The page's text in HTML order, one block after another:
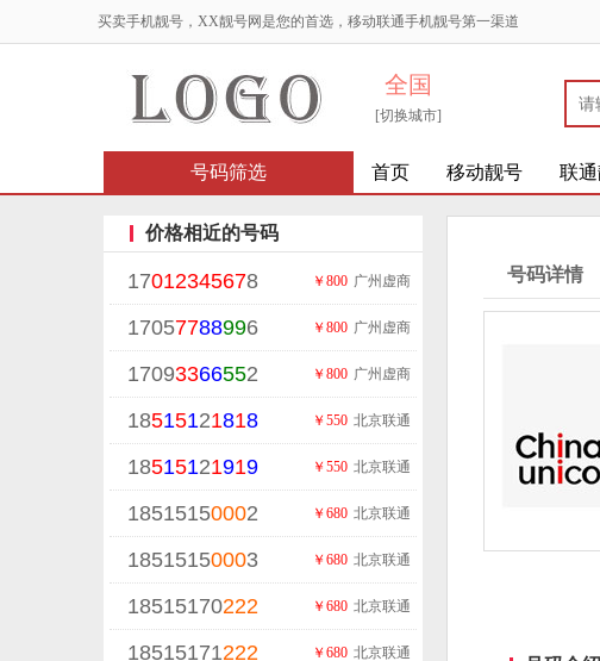
买卖手机靓号，XX靓号网是您的首选，移动联通手机靓号第一渠道
全国
[切换城市]
号码筛选 首页 移动靓号 联
价格相近的号码
17012345678 广州虚商
￥800
17057788996 广州虚商
￥800
17093366552 广州虚商
￥800
18515121818 北京联通
￥550
18515121919 北京联通
￥550
18515150002 北京联通
￥680
18515150003 北京联通
￥680
18515170222 北京联通
￥680
18515171222 北京联通
￥680
号码详情